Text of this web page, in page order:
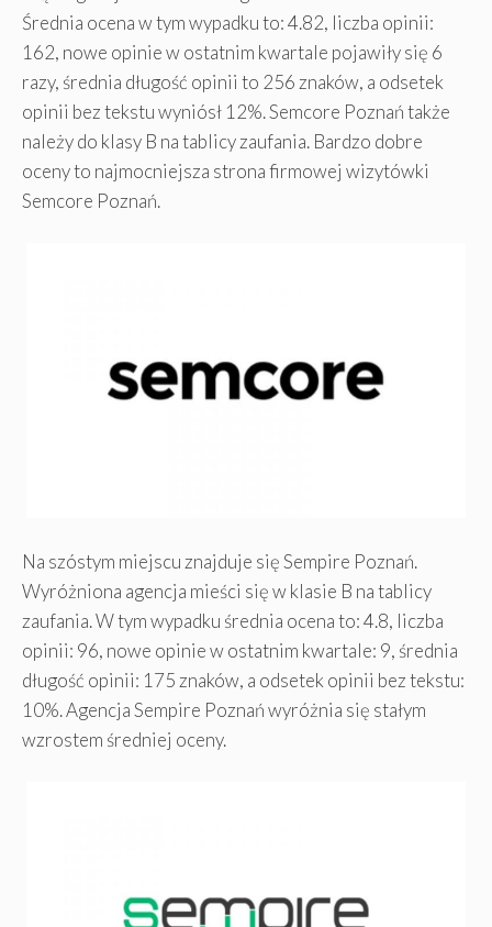
Średnia ocena w tym wypadku to: 4.82, liczba opinii:
162, nowe opinie w ostatnim kwartale pojawiły się 6
razy, średnia długość opinii to 256 znaków, a odsetek
opinii bez tekstu wyniósł 12%. Semcore Poznań także
należy do klasy B na tablicy zaufania. Bardzo dobre
oceny to najmocniejsza strona firmowej wizytówki
Semcore Poznań.
Na szóstym miejscu znajduje się Sempire Poznań.
Wyróżniona agencja mieści się w klasie B na tablicy
zaufania. W tym wypadku średnia ocena to: 4.8, liczba
opinii: 96, nowe opinie w ostatnim kwartale: 9, średnia
długość opinii: 175 znaków, a odsetek opinii bez tekstu:
10%. Agencja Sempire Poznań wyróżnia się stałym
wzrostem średniej oceny.